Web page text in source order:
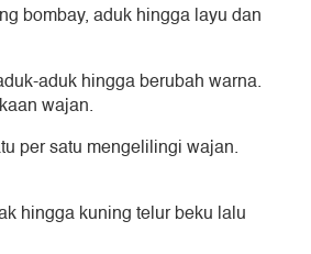
bombay, aduk hingga layu dan
aduk hingga berubah warna.
wajan.
per satu mengelilingi wajan.
hingga kuning telur beku lalu